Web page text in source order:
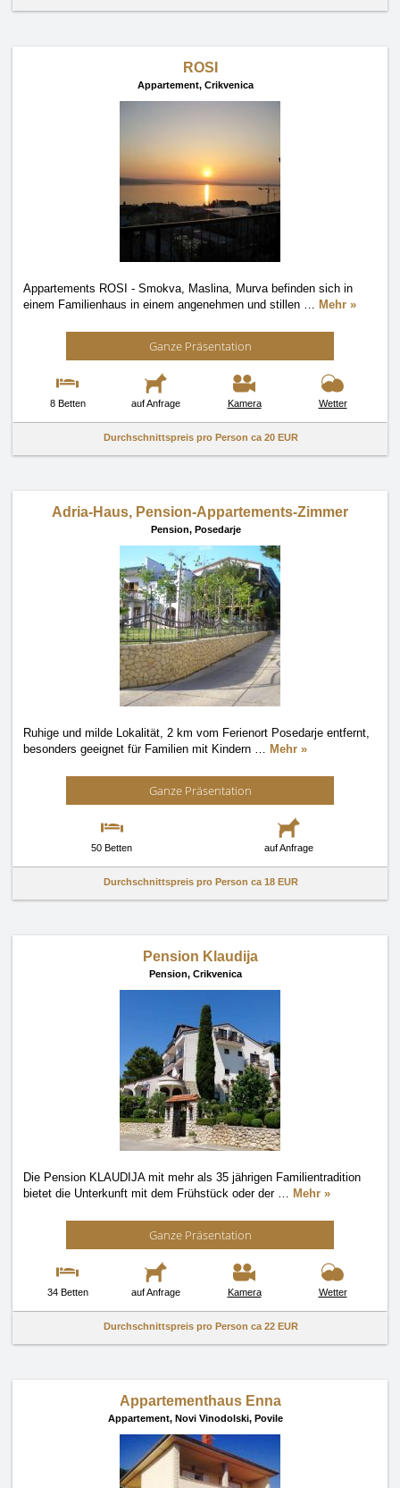
ROSI
Appartement, Crikvenica
Appartements ROSI - Smokva, Maslina, Murva befinden sich in
einem Familienhaus in einem angenehmen und stillen … Mehr »
Ganze Präsentation
8 Betten auf Anfrage Kamera Wetter
Durchschnittspreis pro Person ca 20 EUR
Adria-Haus, Pension-Appartements-Zimmer
Pension, Posedarje
Ruhige und milde Lokalität, 2 km vom Ferienort Posedarje entfernt,
besonders geeignet für Familien mit Kindern … Mehr »
Ganze Präsentation
50 Betten auf Anfrage
Durchschnittspreis pro Person ca 18 EUR
Pension Klaudija
Pension, Crikvenica
Die Pension KLAUDIJA mit mehr als 35 jährigen Familientradition
bietet die Unterkunft mit dem Frühstück oder der … Mehr »
Ganze Präsentation
34 Betten auf Anfrage Kamera Wetter
Durchschnittspreis pro Person ca 22 EUR
Appartementhaus Enna
Appartement, Novi Vinodolski, Povile